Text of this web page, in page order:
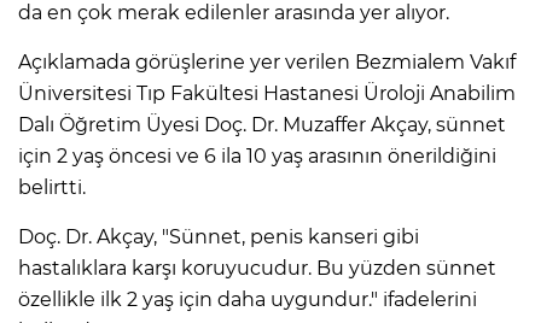
da en çok merak edilenler arasında yer alıyor.
Açıklamada görüşlerine yer verilen Bezmialem Vakıf
Üniversitesi Tıp Fakültesi Hastanesi Üroloji Anabilim
Dalı Öğretim Üyesi Doç. Dr. Muzaffer Akçay, sünnet
için 2 yaş öncesi ve 6 ila 10 yaş arasının önerildiğini
belirtti.
Doç. Dr. Akçay, "Sünnet, penis kanseri gibi
hastalıklara karşı koruyucudur. Bu yüzden sünnet
özellikle ilk 2 yaş için daha uygundur." ifadelerini